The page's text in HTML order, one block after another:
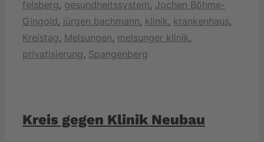
felsberg, gesundheitssystem, Jochen Böhme-
Gingold, jürgen bachmann, klinik, krankenhaus,
Kreistag, Melsungen, melsunger klinik,
privatisierung, Spangenberg
Kreis gegen Klinik Neubau